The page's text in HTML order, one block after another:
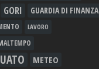
GORI GUARDIA DI FINANZA
LAVORO
METEO